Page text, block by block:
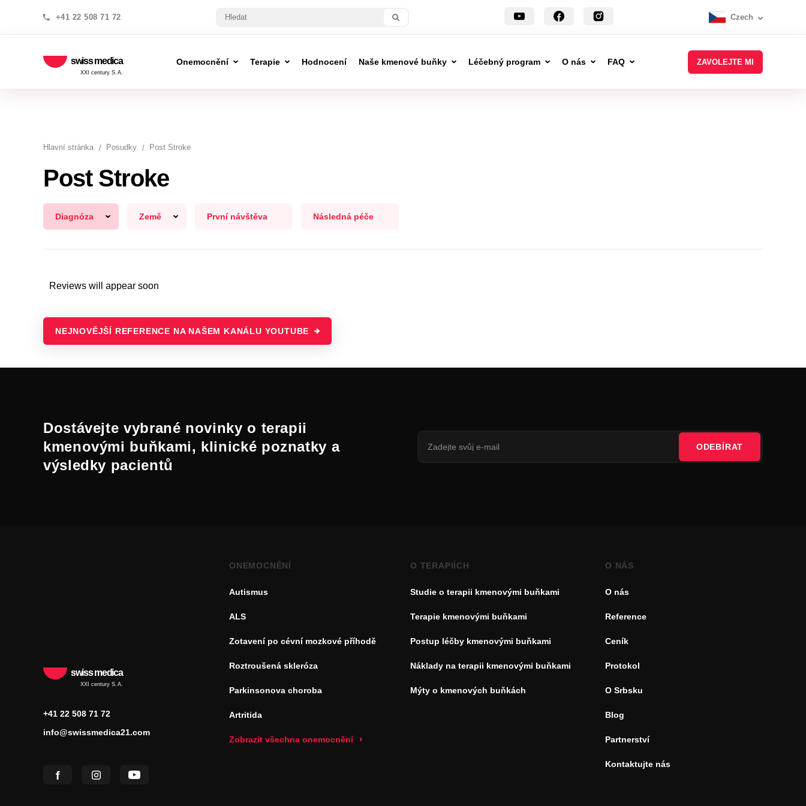
+41 22 508 71 72 Czech
swiss medica
XXI century S.A.
Onemocnění Terapie Hodnocení Naše kmenové buňky Léčebný program O nás FAQ ZAVOLEJTE MI
Hlavní stránka Posudky Post Stroke
Post Stroke
Diagnóza Země První návštěva Následná péče
Reviews will appear soon
NEJNOVĚJŠÍ REFERENCE NA NAŠEM KANÁLU YOUTUBE
Dostávejte vybrané novinky o terapii
kmenovými buňkami, klinické poznatky a
výsledky pacientů
ODEBÍRAT
swiss medica
XXI century S.A.
+41 22 508 71 72
info@swissmedica21.com
ONEMOCNĚNÍ
Autismus
ALS
Zotavení po cévní mozkové příhodě
Roztroušená skleróza
Parkinsonova choroba
Artritida
Zobrazit všechna onemocnění
O TERAPIÍCH
Studie o terapii kmenovými buňkami
Terapie kmenovými buňkami
Postup léčby kmenovými buňkami
Náklady na terapii kmenovými buňkami
Mýty o kmenových buňkách
O NÁS
O nás
Reference
Ceník
Protokol
O Srbsku
Blog
Partnerství
Kontaktujte nás